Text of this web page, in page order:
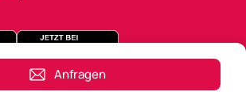
Anfragen